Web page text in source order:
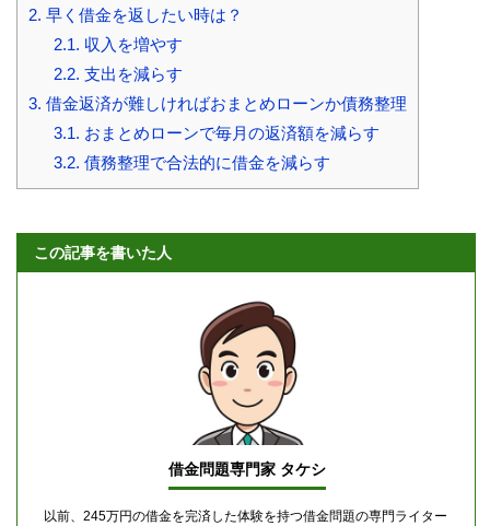
2. 早く借金を返したい時は？
2.1. 収入を増やす
2.2. 支出を減らす
3. 借金返済が難しければおまとめローンか債務整理
3.1. おまとめローンで毎月の返済額を減らす
3.2. 債務整理で合法的に借金を減らす
この記事を書いた人
借金問題専門家 タケシ
以前、245万円の借金を完済した体験を持つ借金問題の専門ライター